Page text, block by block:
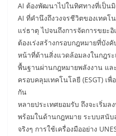
AI ต้องพัฒนาไปในทิศทางที่เป็น
AI ที่คำนึงถึงวงจรชีวิตของเทค
แร่ธาตุ ไปจนถึงการจัดการขยะ
ต้องเร่งสร้างกรอบกฎหมายที่บัง
หน้าที่ด้านสิ่งแวดล้อมลงในกฎระ
พื้นฐานผ่านกฎหมายพลังงาน แล
ครอบคลุมเทคโนโลยี (ESGT) เ
กัน
หลายประเทศยอมรับ ถึงจะเริ่ม
พร้อมในด้านกฎหมาย ระบบสนับ
จริงๆ การใช้เครื่องมืออย่าง